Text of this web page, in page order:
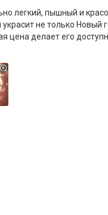
легкий, пышный и
не только Новый
цена делает его
залпов за 25 секунд.
кометой. Ракеты
зефирок. Быстрый,
хлопками.